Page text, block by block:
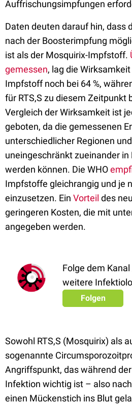
Auffrischungsimpfungen
Daten deuten darauf hin, dass
nach der Boosterimpfung
ist als der Mosquirix-Impfstoff.
gemessen, lag die
Impfstoff noch bei 64 %,
für RTS,S zu diesem Zeitpunkt
Vergleich der Wirksamkeit ist
geboten, da die gemessenen
unterschiedlicher Regionen
uneingeschränkt zueinander
werden können. Die WHO
Impfstoffe gleichrangig und je
einzusetzen. Ein Vorteil des
geringeren Kosten, die mit
angegeben werden.
Folge dem Kanal
weitere
Folgen
Sowohl RTS,S (Mosquirix) als
sogenannte
Angriffspunkt, das während
Infektion wichtig ist – also
einen Mückenstich ins Blut